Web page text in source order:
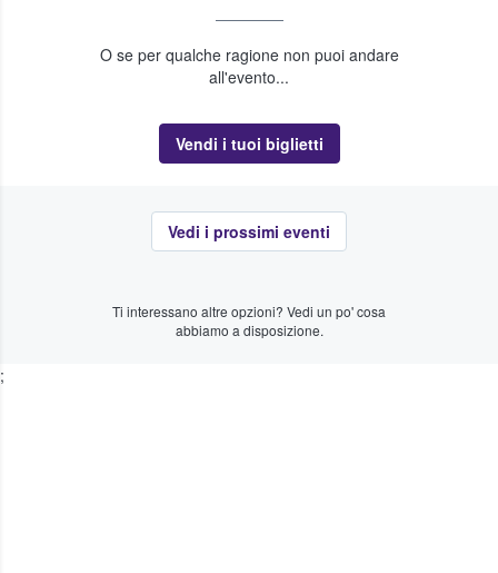
O se per qualche ragione non puoi andare
all'evento...
Vendi i tuoi biglietti
Vedi i prossimi eventi
Ti interessano altre opzioni? Vedi un po' cosa
abbiamo a disposizione.
;